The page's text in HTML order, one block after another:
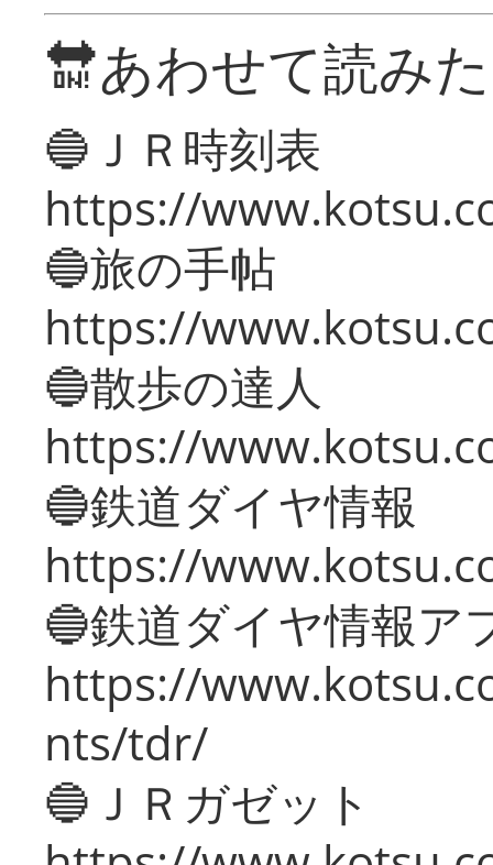
🔛あわせて読み
🔵ＪＲ時刻表
https://
🔵旅の手帖
https://
🔵散歩の達人
https://
🔵鉄道ダイヤ情報
https://
🔵鉄道ダイヤ情報ア
https://
nts/tdr/
🔵ＪＲガゼット